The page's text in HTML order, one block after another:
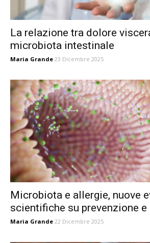
La relazione tra dolore
microbiota intestinale
Maria Grande 23 Dicembre 2025
Microbiota e allergie, nuove
scientifiche su prevenzione
Maria Grande 22 Dicembre 2025